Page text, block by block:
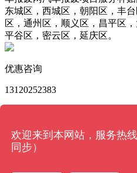
东城区，西城区，朝阳区，丰
区，通州区，顺义区，昌平区
平谷区，密云区，延庆区。
优惠咨询
13120252383
欢迎来到本网站，服务热
同步）